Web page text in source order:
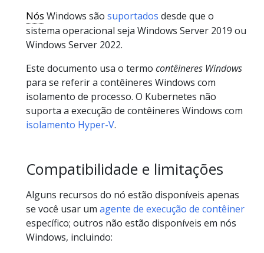
Nós Windows são suportados desde que o
sistema operacional seja Windows Server 2019 ou
Windows Server 2022.
Este documento usa o termo contêineres Windows
para se referir a contêineres Windows com
isolamento de processo. O Kubernetes não
suporta a execução de contêineres Windows com
isolamento Hyper-V.
Compatibilidade e limitações
Alguns recursos do nó estão disponíveis apenas
se você usar um agente de execução de contêiner
específico; outros não estão disponíveis em nós
Windows, incluindo: